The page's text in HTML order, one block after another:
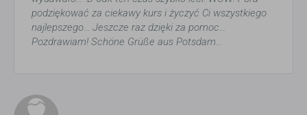
podziękować za ciekawy kurs i życzyć Ci wszystkiego
najlepszego... Jeszcze raz dzięki za pomoc...
Pozdrawiam! Schöne Grüße aus Potsdam...